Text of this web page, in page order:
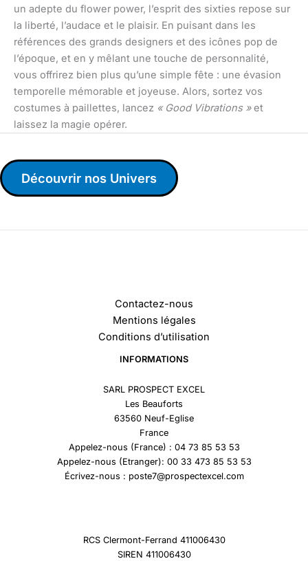
un adepte du flower power, l’esprit des sixties repose sur
la liberté, l’audace et le plaisir. En puisant dans les
références des grands designers et des icônes pop de
l’époque, et en y mêlant une touche de personnalité,
vous offrirez bien plus qu’une simple fête : une évasion
temporelle mémorable et joyeuse. Alors, sortez vos
costumes à paillettes, lancez « Good Vibrations »et
laissez la magie opérer.
Découvrir nos Univers
Contactez-nous
Mentions légales
Conditions d’utilisation
INFORMATIONS
SARL PROSPECT EXCEL
Les Beauforts
63560 Neuf-Eglise
France
Appelez-nous (France) : 04 73 85 53 53
Appelez-nous (Etranger): 00 33 473 85 53 53
Écrivez-nous : poste7@prospectexcel.com
RCS Clermont-Ferrand 411006430
SIREN 411006430